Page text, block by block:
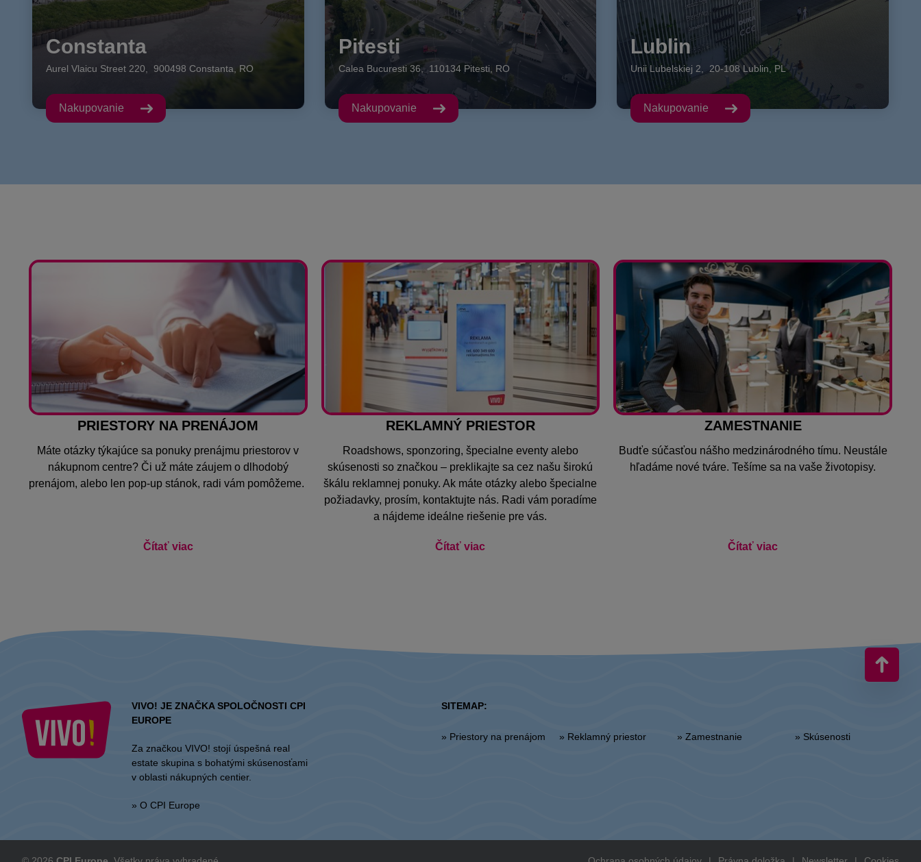
Constanta
Aurel Vlaicu Street 220 900498 Constanta RO
Nakupovanie
Pitesti
Calea Bucuresti 36, 110134 Pitesti, RO
Nakupovanie
Lublin
Unii Lubelskiej 2 ,20-108 Lublin PL
Nakupovanie
PRIESTORY NA PRENÁJOM
Máte otázky týkajúce sa ponuky prenájmu priestorov v
nákupnom centre? Či už máte záujem o dlhodobý
prenájom, alebo len pop-up stánok, radi vám pomôžeme.
Čítať viac
REKLAMNÝ PRIESTOR
Roadshows, sponzoring, špecialne eventy alebo
skúsenosti so značkou – preklikajte sa cez našu širokú
škálu reklamnej ponuky. Ak máte otázky alebo špecialne
požiadavky, prosím, kontaktujte nás. Radi vám poradíme
a nájdeme ideálne riešenie pre vás.
Čítať viac
ZAMESTNANIE
Budťe súčasťou nášho medzinárodného tímu. Neustále
hľadáme nové tváre. Tešíme sa na vaše životopisy.
Čítať viac
VIVO! JE ZNAČKA SPOLOČNOSTI CPI
EUROPE
Za značkou VIVO! stojí úspešná real
estate skupina s bohatými skúsenosťami
v oblasti nákupných centier.
» O CPI Europe
SITEMAP:
» Priestory na prenájom » Reklamný priestor » Zamestnanie » Skúsenosti